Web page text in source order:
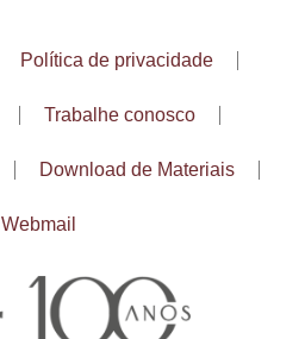
Política de privacidade
Trabalhe conosco
Download de Materiais
Webmail